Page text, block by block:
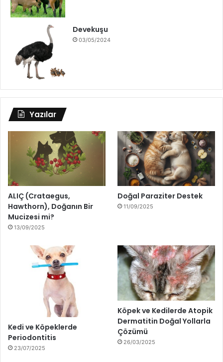
Devekuşu
03/05/2024
Yazılar
ALIÇ (Crataegus,
Hawthorn), Doğanın Bir
Mucizesi mi?
13/09/2025
Doğal Paraziter Destek
11/09/2025
Kedi ve Köpeklerde
Periodontitis
23/07/2025
Köpek ve Kedilerde Atopik
Dermatitin Doğal Yollarla
Çözümü
26/03/2025